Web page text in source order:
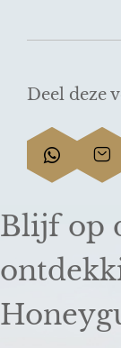
Deel deze
D
e
l
e
e
D
e
l
e
e
p
Blijf op